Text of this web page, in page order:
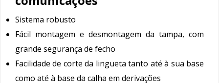
Sistema robusto
Fácil montagem e desmontagem da tampa, com
grande segurança de fecho
Facilidade de corte da lingueta tanto até à sua base
como até à base da calha em derivações